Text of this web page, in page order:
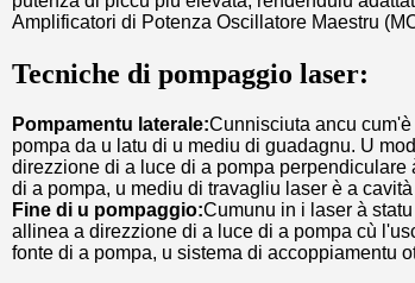
Amplificatori di Potenza Oscillatore Maestru
Tecniche di pompaggio laser:
Pompamentu laterale:Cunnisciuta ancu
pompa da u latu di u mediu di guadagnu. U
direzzione di a luce di a pompa
di a pompa, u mediu di travagliu laser è a
Fine di u pompaggio:Cumunu in i laser à
allinea a direzzione di a luce di a pompa cù
fonte di a pompa, u sistema di accoppiamentu